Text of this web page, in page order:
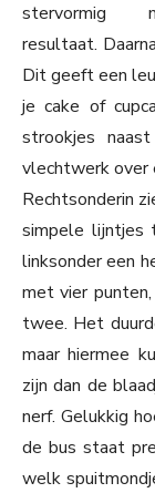
stervormig
resultaat.
Dit geeft een
je cake of
strookjes
vlechtwerk over
Rechtsonderin
simpele lijntjes
linksonder een
met vier
twee. Het
maar hiermee
zijn dan de
nerf. Gelukkig
de bus staat
welk